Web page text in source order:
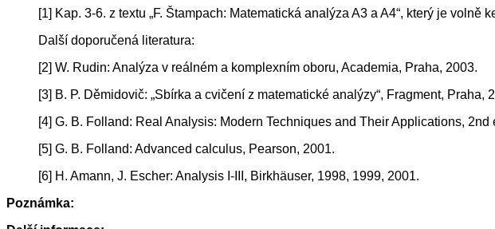
[1] Kap. 3-6. z textu „F. Štampach: Matematická analýza A3 a A4“, který je volně
Další doporučená literatura:
[2] W. Rudin: Analýza v reálném a komplexním oboru, Academia, Praha, 2003.
[3] B. P. Děmidovič: „Sbírka a cvičení z matematické analýzy“, Fragment, Praha,
[4] G. B. Folland: Real Analysis: Modern Techniques and Their Applications,
[5] G. B. Folland: Advanced calculus, Pearson, 2001.
[6] H. Amann, J. Escher: Analysis I-III, Birkhäuser, 1998, 1999, 2001.
Poznámka: